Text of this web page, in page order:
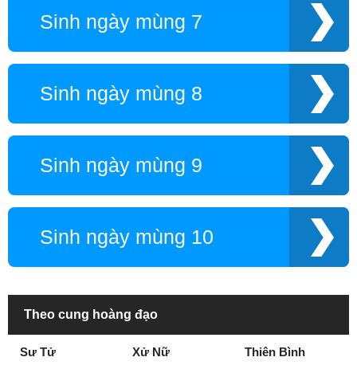
Sinh ngày mùng 7
Sinh ngày mùng 8
Sinh ngày mùng 9
Sinh ngày mùng 10
Theo cung hoàng đạo
Sư Tử Xử Nữ Thiên Bình